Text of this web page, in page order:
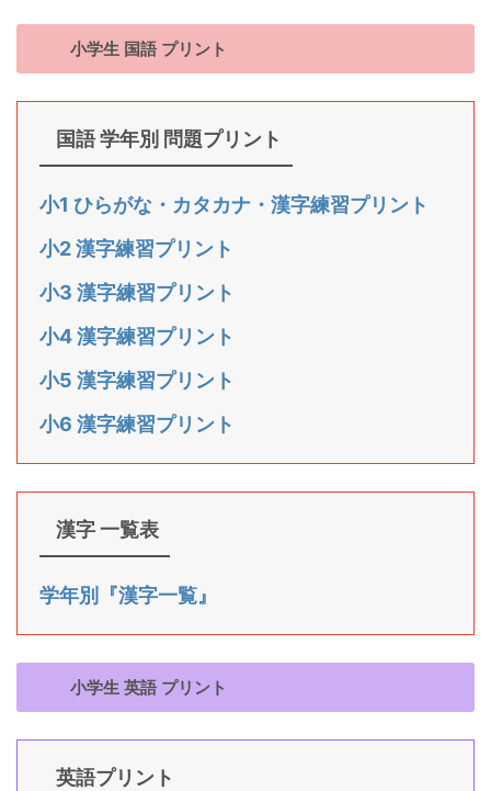
小学生 国語 プリント
国語 学年別 問題プリント
小1 ひらがな・カタカナ・漢字練習プリント
小2 漢字練習プリント
小3 漢字練習プリント
小4 漢字練習プリント
小5 漢字練習プリント
小6 漢字練習プリント
漢字 一覧表
学年別『漢字一覧』
小学生 英語 プリント
英語プリント